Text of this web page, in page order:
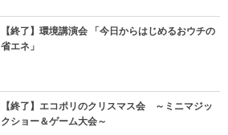
【終了】環境講演会 「今日からはじめるおウチの
省エネ」
【終了】エコポリのクリスマス会 ～ミニマジッ
クショー＆ゲーム大会～